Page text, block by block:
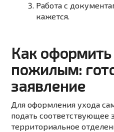
Работа с
кажется.
Как оформить
пожилым:
заявление
Для оформления ухода
подать соответствующее
территориальное